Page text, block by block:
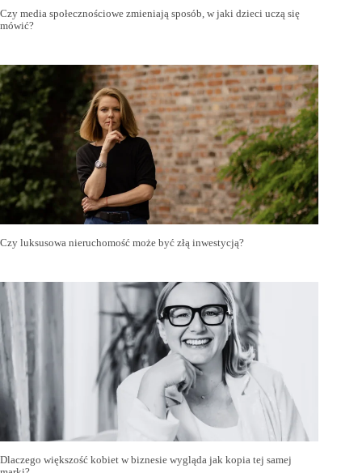
Czy media społecznościowe zmieniają sposób, w jaki dzieci uczą się
mówić?
Czy luksusowa nieruchomość może być złą inwestycją?
Dlaczego większość kobiet w biznesie wygląda jak kopia tej samej